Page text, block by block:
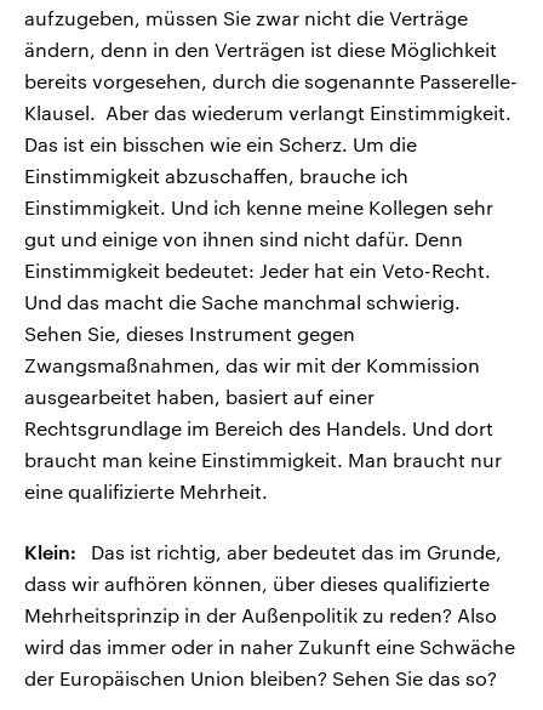
aufzugeben, müssen Sie zwar nicht die Verträge
ändern, denn in den Verträgen ist diese Möglichkeit
bereits vorgesehen, durch die sogenannte Passerelle-
Klausel. Aber das wiederum verlangt Einstimmigkeit.
Das ist ein bisschen wie ein Scherz. Um die
Einstimmigkeit abzuschaffen, brauche ich
Einstimmigkeit. Und ich kenne meine Kollegen sehr
gut und einige von ihnen sind nicht dafür. Denn
Einstimmigkeit bedeutet: Jeder hat ein Veto-Recht.
Und das macht die Sache manchmal schwierig.
Sehen Sie, dieses Instrument gegen
Zwangsmaßnahmen, das wir mit der Kommission
ausgearbeitet haben, basiert auf einer
Rechtsgrundlage im Bereich des Handels. Und dort
braucht man keine Einstimmigkeit. Man braucht nur
eine qualifizierte Mehrheit.
Klein: Das ist richtig, aber bedeutet das im Grunde,
dass wir aufhören können, über dieses qualifizierte
Mehrheitsprinzip in der Außenpolitik zu reden? Also
wird das immer oder in naher Zukunft eine Schwäche
der Europäischen Union bleiben? Sehen Sie das so?